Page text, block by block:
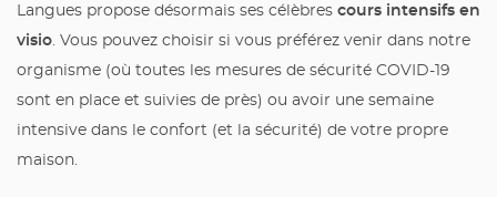
Langues propose désormais ses célèbres cours intensifs en
visio . Vous pouvez choisir si vous préférez venir dans notre
organisme (où toutes les mesures de sécurité COVID-19
sont en place et suivies de près) ou avoir une semaine
intensive dans le confort (et la sécurité) de votre propre
maison.